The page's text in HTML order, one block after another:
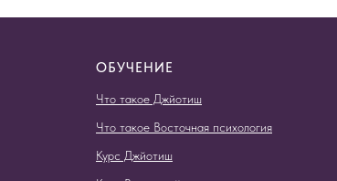
ОБУЧЕНИЕ
Что такое Джйотиш
Что такое Восточная психология
Курс Джйотиш